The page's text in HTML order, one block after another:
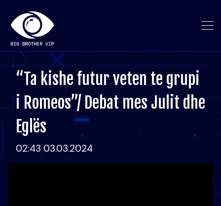
“Ta kishe futur veten te grupi
i Romeos”/ Debat mes Julit dhe
Eglës
02:43 03.03.2024